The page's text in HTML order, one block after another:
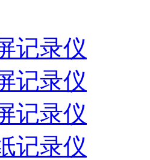
记录仪
记录仪
记录仪
记录仪